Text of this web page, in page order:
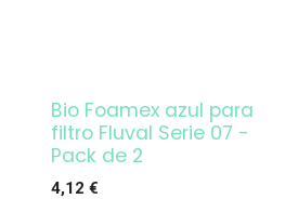
Bio Foamex azul para
filtro Fluval Serie 07 -
Pack de 2
4,12 €